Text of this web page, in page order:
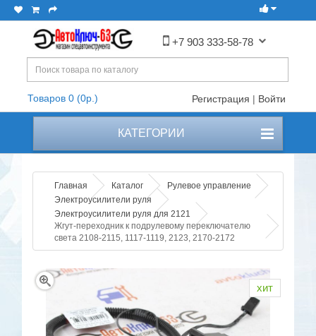
+7 903 333-58-78
Товаров 0 (0р.) Регистрация | Войти
КАТЕГОРИИ
Главная Каталог
Рулевое управление
Электроусилители руля
Электроусилители руля для 2121
Жгут-переходник к подрулевому переключателю
света 2108-2115, 1117-1119, 2123, 2170-2172
хит